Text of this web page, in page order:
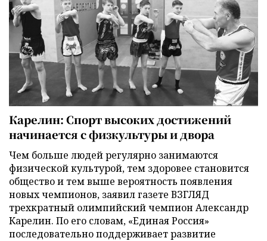
Карелин: Спорт высоких достижений
начинается с физкультуры и двора
Чем больше людей регулярно занимаются
физической культурой, тем здоровее становится
общество и тем выше вероятность появления
новых чемпионов, заявил газете ВЗГЛЯД
трехкратный олимпийский чемпион Александр
Карелин. По его словам, «Единая Россия»
последовательно поддерживает развитие